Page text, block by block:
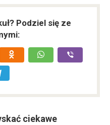
Podziel się ze
ciekawe